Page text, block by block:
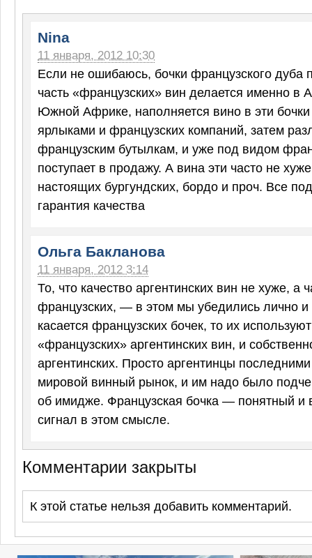
Nina
11 января, 2012 10:30
Если не ошибаюсь, бочки французского дуба
часть «французских» вин делается именно в
Южной Африке, наполняется вино в эти
ярлыками и французских компаний, затем
французским бутылкам, и уже под видом
поступает в продажу. А вина эти часто не
настоящих бургундских, бордо и проч. Все
гарантия качества
Ольга Бакланова
11 января, 2012 3:14
То, что качество аргентинских вин не хуже, а
французских, — в этом мы убедились лично и
касается французских бочек, то их
«французских» аргентинских вин, и
аргентинских. Просто аргентинцы
мировой винный рынок, и им надо было
об имидже. Французская бочка — понятный и
сигнал в этом смысле.
Комментарии закрыты
К этой статье нельзя добавить комментарий.